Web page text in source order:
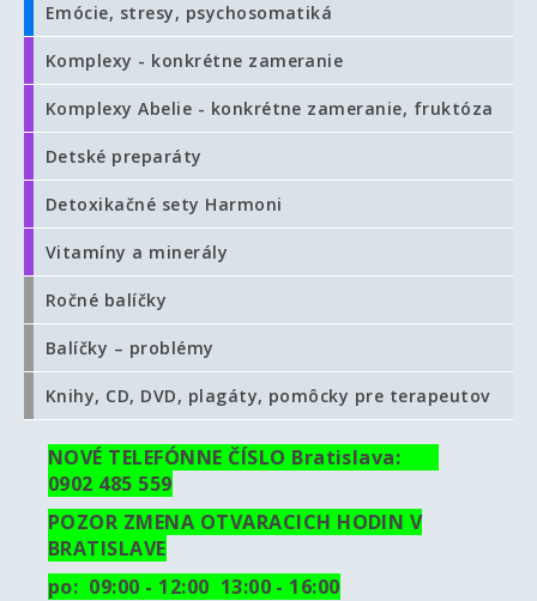
Emócie, stresy, psychosomatiká
Komplexy - konkrétne zameranie
Komplexy Abelie - konkrétne zameranie, fruktóza
Detské preparáty
Detoxikačné sety Harmoni
Vitamíny a minerály
Ročné balíčky
Balíčky – problémy
Knihy, CD, DVD, plagáty, pomôcky pre terapeutov
NOVÉ TELEFÓNNE ČÍSLO Bratislava:
0902 485 559
POZOR ZMENA OTVARACICH HODIN V
BRATISLAVE
po: 09:00 - 12:00 13:00 - 16:00